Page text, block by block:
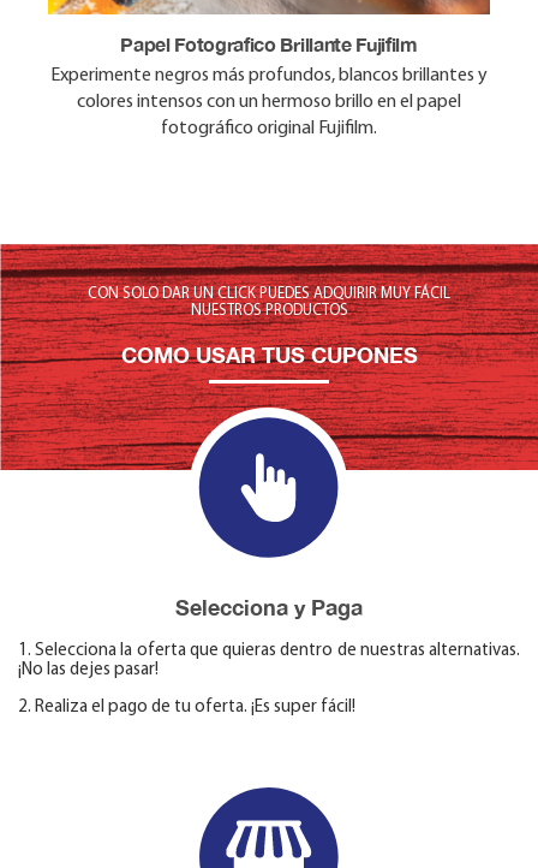
Papel Fotografico Mate Fujifilm
Disfrute de colores vibrantes en el papel fotográfico
original Fujifilm, sin el brillo. La reproducción del color es
precisa y de aspecto natural.
Papel Fotografico Brillante Fujifilm
Experimente negros más profundos, blancos brillantes y
colores intensos con un hermoso brillo en el papel
fotográfico original Fujifilm.
CON SOLO DAR UN CLICK PUEDES ADQUIRIR MUY FÁCIL
NUESTROS PRODUCTOS
COMO USAR TUS CUPONES
Selecciona y Paga
1. Selecciona la oferta que quieras dentro de nuestras alternativas.
¡No las dejes pasar!
2. Realiza el pago de tu oferta. ¡Es super fácil!